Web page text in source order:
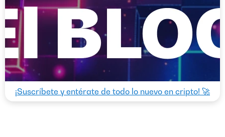
¡Suscríbete y entérate de todo lo nuevo en cripto! 🚀